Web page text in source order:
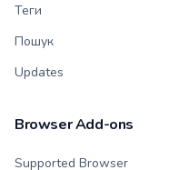
Теги
Пошук
Updates
Browser Add-ons
Supported Browser